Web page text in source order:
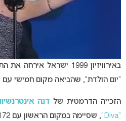
באירוויזיון 1999 ישראל אירחה את התחרות, ונשלחה להקת
“יום הולדת”, שהביאה מקום חמישי עם 93 נקודות.
הזכייה הדרמטית של דנה
“Diva”
, שסיימה במקום הראשון עם 172 נקודות.